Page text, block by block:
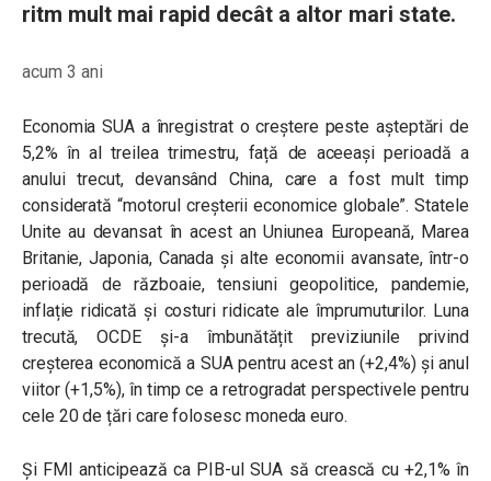
ritm mult mai rapid decât a altor mari state.
acum 3 ani
Economia SUA a înregistrat o creștere peste așteptări de
5,2% în al treilea trimestru, față de aceeași perioadă a
anului trecut, devansând China, care a fost mult timp
considerată “motorul creșterii economice globale”. Statele
Unite au devansat în acest an Uniunea Europeană, Marea
Britanie, Japonia, Canada și alte economii avansate, într-o
perioadă de războaie, tensiuni geopolitice, pandemie,
inflație ridicată și costuri ridicate ale împrumuturilor. Luna
trecută, OCDE și-a îmbunătățit previziunile privind
creșterea economică a SUA pentru acest an (+2,4%) și anul
viitor (+1,5%), în timp ce a retrogradat perspectivele pentru
cele 20 de țări care folosesc moneda euro.
Și FMI anticipează ca PIB-ul SUA să crească cu +2,1% în